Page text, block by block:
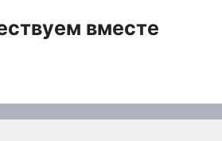
вместе